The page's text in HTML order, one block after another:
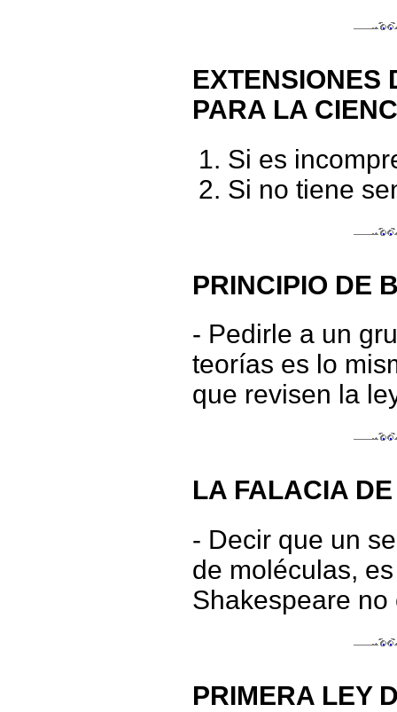
EXTENSIONES
PARA LA
Si es
Si no tiene
PRINCIPIO DE
- Pedirle a un
teorías es lo
que revisen la
LA FALACIA
- Decir que un
de moléculas,
Shakespeare
PRIMERA LEY